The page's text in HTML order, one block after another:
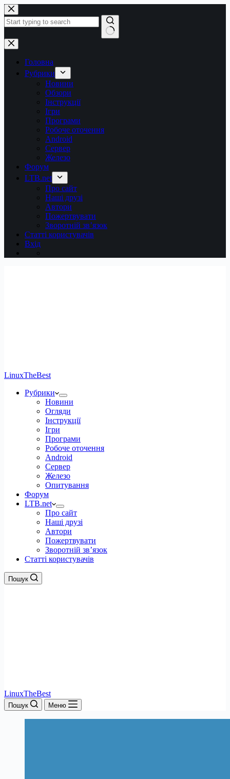
Перейти
до
вмісту
Немає
результатів
Головна
Рубрики
Новини
Обзори
Інструкції
Ігри
Програми
Робоче оточення
Android
Сервер
Железо
Форум
LTB.net
Про сайт
Наші друзі
Автори
Пожертвувати
Зворотній зв’язок
Статті користувачів
Вхід
LinuxTheBest
Рубрики
Новини
Огляди
Інструкції
Ігри
Програми
Робоче оточення
Android
Сервер
Железо
Опитування
Форум
LTB.net
Про сайт
Наші друзі
Автори
Пожертвувати
Зворотній зв’язок
Статті користувачів
Пошук
LinuxTheBest
Пошук Меню